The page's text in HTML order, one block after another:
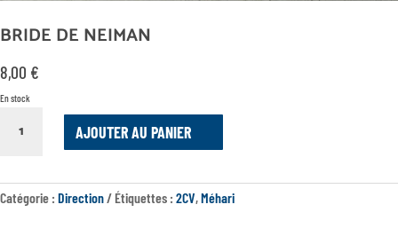
BRIDE DE NEIMAN
8,00 €
En stock
NEIMAN
AJOUTER AU PANIER
Catégorie : Direction Étiquettes : 2CV,Méhari